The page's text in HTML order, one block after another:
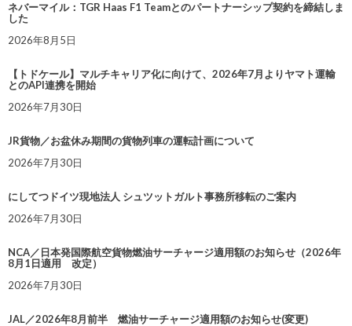
ネバーマイル：TGR Haas F1 Teamとのパートナーシップ契約を締結しま
した
2026年8月5日
【トドケール】マルチキャリア化に向けて、2026年7月よりヤマト運輸
とのAPI連携を開始
2026年7月30日
JR貨物／お盆休み期間の貨物列車の運転計画について
2026年7月30日
にしてつドイツ現地法人 シュツットガルト事務所移転のご案内
2026年7月30日
NCA／日本発国際航空貨物燃油サーチャージ適用額のお知らせ（2026年
8月1日適用 改定）
2026年7月30日
JAL／2026年8月前半 燃油サーチャージ適用額のお知らせ(変更)